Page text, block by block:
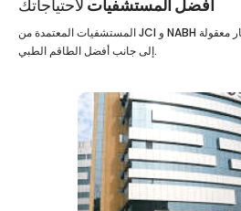
أفضل المستشفيات لاحتياجاتك
المستشفيات المعتمدة من JCI و NABH مع أحدث المرافق المتاحة بأسعار معقولة
إلى جانب أفضل الطاقم الطبي.